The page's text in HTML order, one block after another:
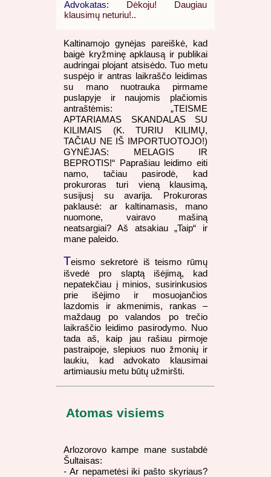
Advokatas: Dėkoju! Daugiau
klausimų neturiu!..
Kaltinamojo gynėjas pareiškė, kad
baigė kryžminę apklausą ir publikai
audringai plojant atsisėdo. Tuo metu
suspėjo ir antras laikraščo leidimas
su mano nuotrauka pirmame
puslapyje ir naujomis plačiomis
antraštėmis: „TEISME
APTARIAMAS SKANDALAS SU
KILIMAIS (K. TURIU KILIMŲ,
TAČIAU NE IŠ IMPORTUOTOJO!)
GYNĖJAS: MELAGIS IR
BEPROTIS!“ Paprašiau leidimo eiti
namo, tačiau pasirodė, kad
prokuroras turi vieną klausimą,
susijusį su avarija. Prokuroras
paklausė: ar kaltinamasis, mano
nuomone, vairavo mašiną
neatsargiai? Aš atsakiau „Taip“ ir
mane paleido.
Teismo sekretorė iš teismo rūmų
išvedė pro slaptą išėjimą, kad
nepatekčiau į minios, susirinkusios
prie išėjimo ir mosuojančios
lazdomis ir akmenimis, rankas –
maždaug po valandos po trečio
laikraščio leidimo pasirodymo. Nuo
tada aš, kaip jau rašiau pirmoje
pastraipoje, slepiuos nuo žmonių ir
laukiu, kad advokato klausimai
artimiausiu metu būtų užmiršti.
Atomas visiems
Arlozorovo kampe mane sustabdė
Šultaisas:
- Ar nepametėsi iki pašto skyriaus?